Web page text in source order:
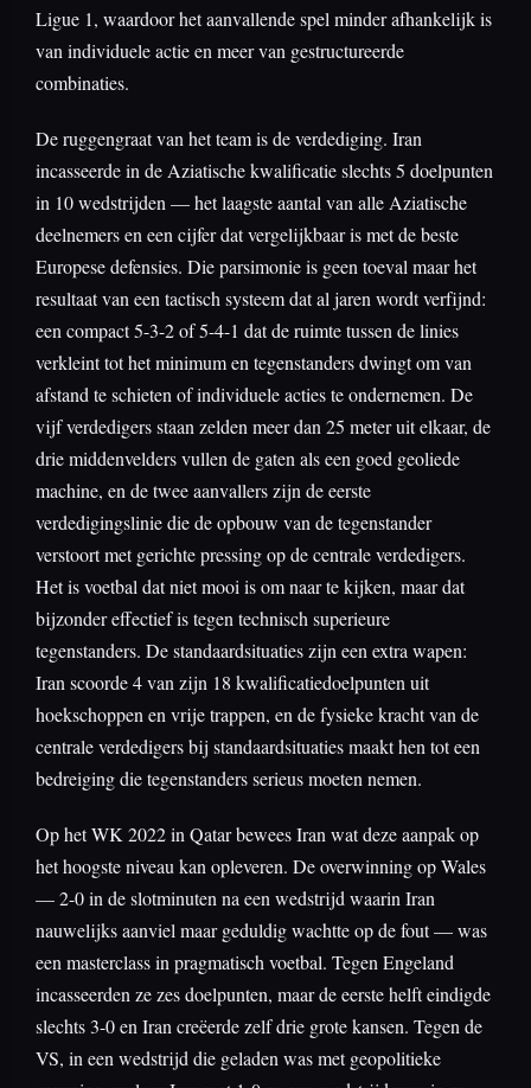
Ligue 1, waardoor het aanvallende spel minder afhankelijk is
van individuele actie en meer van gestructureerde
combinaties.
De ruggengraat van het team is de verdediging. Iran
incasseerde in de Aziatische kwalificatie slechts 5 doelpunten
in 10 wedstrijden — het laagste aantal van alle Aziatische
deelnemers en een cijfer dat vergelijkbaar is met de beste
Europese defensies. Die parsimonie is geen toeval maar het
resultaat van een tactisch systeem dat al jaren wordt verfijnd:
een compact 5-3-2 of 5-4-1 dat de ruimte tussen de linies
verkleint tot het minimum en tegenstanders dwingt om van
afstand te schieten of individuele acties te ondernemen. De
vijf verdedigers staan zelden meer dan 25 meter uit elkaar, de
drie middenvelders vullen de gaten als een goed geoliede
machine, en de twee aanvallers zijn de eerste
verdedigingslinie die de opbouw van de tegenstander
verstoort met gerichte pressing op de centrale verdedigers.
Het is voetbal dat niet mooi is om naar te kijken, maar dat
bijzonder effectief is tegen technisch superieure
tegenstanders. De standaardsituaties zijn een extra wapen:
Iran scoorde 4 van zijn 18 kwalificatiedoelpunten uit
hoekschoppen en vrije trappen, en de fysieke kracht van de
centrale verdedigers bij standaardsituaties maakt hen tot een
bedreiging die tegenstanders serieus moeten nemen.
Op het WK 2022 in Qatar bewees Iran wat deze aanpak op
het hoogste niveau kan opleveren. De overwinning op Wales
— 2-0 in de slotminuten na een wedstrijd waarin Iran
nauwelijks aanviel maar geduldig wachtte op de fout — was
een masterclass in pragmatisch voetbal. Tegen Engeland
incasseerden ze zes doelpunten, maar de eerste helft eindigde
slechts 3-0 en Iran creëerde zelf drie grote kansen. Tegen de
VS, in een wedstrijd die geladen was met geopolitieke